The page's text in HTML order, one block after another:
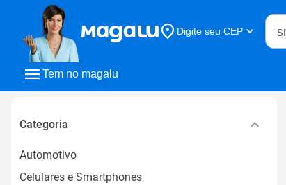
Tem no magalu
Digite seu CEP
Categoria
Automotivo
Celulares e Smartphones